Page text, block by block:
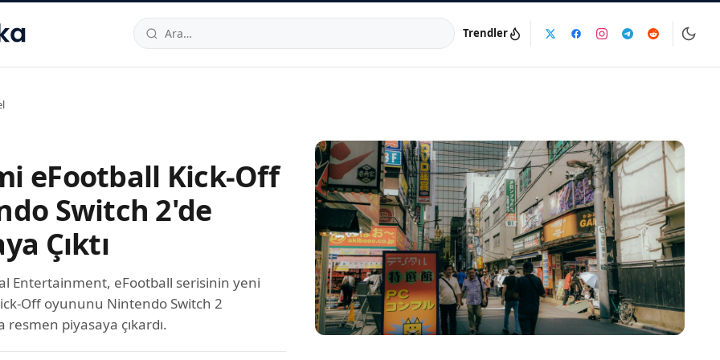
34520TRTelefon:0850 444 30 49E-posta:info@dijinika.net
Trendler
eFootball Kick-Off
Switch 2'de
Çıktı
Entertainment, eFootball serisinin yeni
Off oyununu Nintendo Switch 2
piyasaya çıkardı.